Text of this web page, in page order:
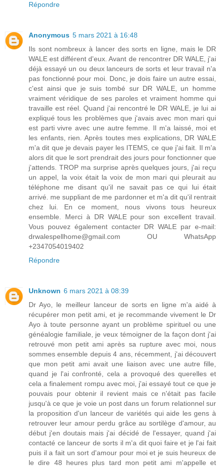
Répondre
Anonymous 5 mars 2021 à 16:48
Ils sont nombreux à lancer des sorts en ligne, mais le DR
WALE est différent d'eux. Avant de rencontrer DR WALE, j'ai
déjà essayé un ou deux lanceurs de sorts et leur travail n'a
pas fonctionné pour moi. Donc, je dois faire un autre essai,
c'est ainsi que je suis tombé sur DR WALE, un homme
vraiment véridique de ses paroles et vraiment homme qui
travaille est réel. Quand j'ai rencontré le DR WALE, je lui ai
expliqué tous les problèmes que j'avais avec mon mari qui
est parti vivre avec une autre femme. Il m'a laissé, moi et
les enfants, rien. Après toutes mes explications, DR WALE
m'a dit que je devais payer les ITEMS, ce que j'ai fait. Il m'a
alors dit que le sort prendrait des jours pour fonctionner que
j'attends. TROP ma surprise après quelques jours, j'ai reçu
un appel, la voix était la voix de mon mari qui pleurait au
téléphone me disant qu'il ne savait pas ce qui lui était
arrivé. me suppliant de me pardonner et m'a dit qu'il rentrait
chez lui. En ce moment, nous vivons tous heureux
ensemble. Merci à DR WALE pour son excellent travail.
Vous pouvez également contacter DR WALE par e-mail:
drwalespellhome@gmail.com OU WhatsApp
+2347054019402
Répondre
Unknown 6 mars 2021 à 08:39
Dr Ayo, le meilleur lanceur de sorts en ligne m'a aidé à
récupérer mon petit ami, et je recommande vivement le Dr
Ayo à toute personne ayant un problème spirituel ou une
généalogie familiale, je veux témoigner de la façon dont j'ai
retrouvé mon petit ami après sa rupture avec moi, nous
sommes ensemble depuis 4 ans, récemment, j'ai découvert
que mon petit ami avait une liaison avec une autre fille,
quand je l'ai confronté, cela a provoqué des querelles et
cela a finalement rompu avec moi, j'ai essayé tout ce que je
pouvais pour obtenir il revient mais ce n'était pas facile
jusqu'à ce que je voie un post dans un forum relationnel sur
la proposition d'un lanceur de variétés qui aide les gens à
retrouver leur amour perdu grâce au sortilège d'amour, au
début j'en doutais mais j'ai décidé de l'essayer, quand j'ai
contacté ce lanceur de sorts il m'a dit quoi faire et je l'ai fait
puis il a fait un sort d'amour pour moi et je suis heureux de
le dire 48 heures plus tard mon petit ami m'appelle et